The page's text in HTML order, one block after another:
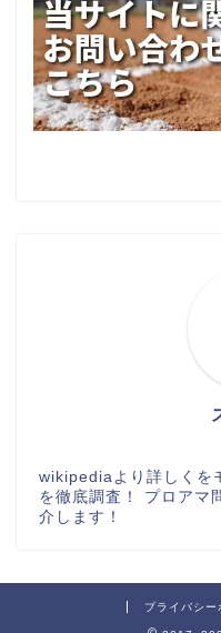
wikipediaより詳しくを
を徹底調査！ プロアマ
介します！
プライバシー